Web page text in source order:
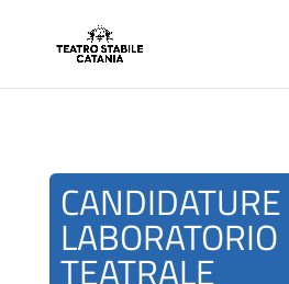
CANDIDATURE
LABORATORIO
TEATRALE